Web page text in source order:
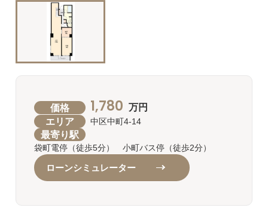
価格 1,780 万円
エリア 中区中町4-14
最寄り駅
袋町電停（徒歩5分） 小町バス停（徒歩2分）
ローンシミュレーター